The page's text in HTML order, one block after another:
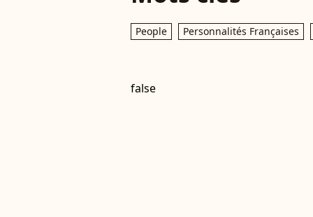
People Personnalités Françaises
false